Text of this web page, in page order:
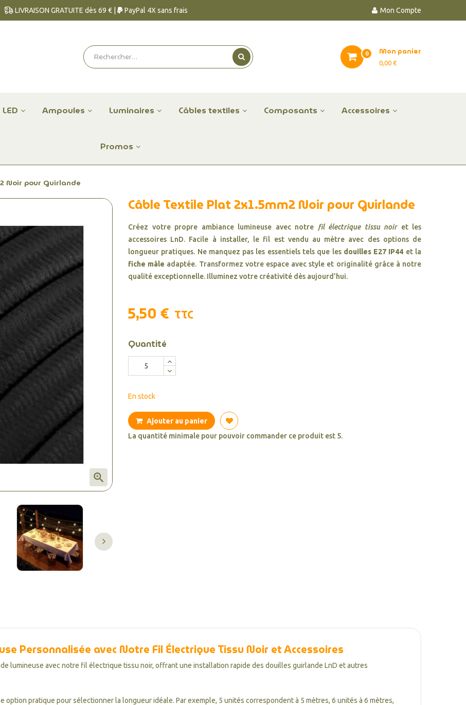
Mon Compte
LIVRAISON GRATUITE dès 69 € | PayPal 4X sans frais
Mon panier
0,00 €
0
Ampoules Luminaires Câbles textiles Composants Accessoires
Promos
Noir pour Guirlande

Câble Textile Plat 2x1.5mm2 Noir pour Guirlande
Créez votre propre ambiance lumineuse avec notre fil électrique tissu noiret les
accessoires LnD. Facile à installer, le fil est vendu au mètre avec des options de
longueur pratiques. Ne manquez pas les essentiels tels que les douilles E27 IP44 et la
fiche mâle adaptée. Transformez votre espace avec style et originalité grâce à notre
qualité exceptionnelle. Illuminez votre créativité dès aujourd'hui.
5,50 € TTC
Quantité
En stock
Ajouter au panier
La quantité minimale pour pouvoir commander ce produit est 5.
Personnalisée avec Notre Fil Électrique Tissu Noir et Accessoires
lumineuse avec notre fil électrique tissu noir, offrant une installation rapide des douilles guirlande LnD et autres
pratique pour sélectionner la longueur idéale. Par exemple, 5 unités correspondent à 5 mètres, 6 unités à 6 mètres,